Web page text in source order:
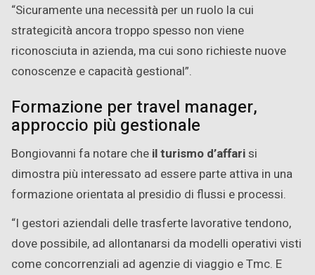
“Sicuramente una necessità per un ruolo la cui
strategicità ancora troppo spesso non viene
riconosciuta in azienda, ma cui sono richieste nuove
conoscenze e capacità gestional”.
Formazione per travel manager,
approccio più gestionale
Bongiovanni fa notare che il turismo d’affarisi
dimostra più interessato ad essere parte attiva in una
formazione orientata al presidio di flussi e processi.
“I gestori aziendali delle trasferte lavorative tendono,
dove possibile, ad allontanarsi da modelli operativi visti
come concorrenziali ad agenzie di viaggio e Tmc. E